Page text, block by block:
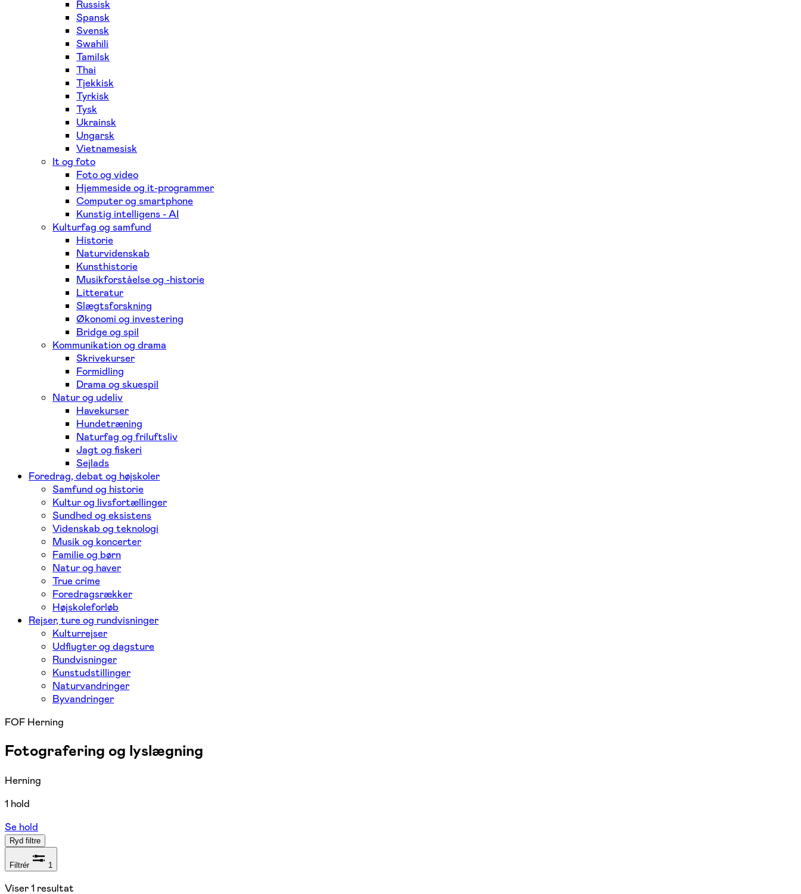
Russisk
Spansk
Svensk
Swahili
Tamilsk
Thai
Tjekkisk
Tyrkisk
Tysk
Ukrainsk
Ungarsk
Vietnamesisk
It og foto
Foto og video
Hjemmeside og it-programmer
Computer og smartphone
Kunstig intelligens - AI
Kulturfag og samfund
Historie
Naturvidenskab
Kunsthistorie
Musikforståelse og -historie
Litteratur
Slægtsforskning
Økonomi og investering
Bridge og spil
Kommunikation og drama
Skrivekurser
Formidling
Drama og skuespil
Natur og udeliv
Havekurser
Hundetræning
Naturfag og friluftsliv
Jagt og fiskeri
Sejlads
Foredrag, debat og højskoler
Samfund og historie
Kultur og livsfortællinger
Sundhed og eksistens
Videnskab og teknologi
Musik og koncerter
Familie og børn
Natur og haver
True crime
Foredragsrækker
Højskoleforløb
Rejser, ture og rundvisninger
Kulturrejser
Udflugter og dagsture
Rundvisninger
Kunstudstillinger
Naturvandringer
Byvandringer
FOF Herning
Fotografering og lyslægning
Herning
1 hold
Se hold
Ryd filtre
Filtrér 1
Viser1 resultat